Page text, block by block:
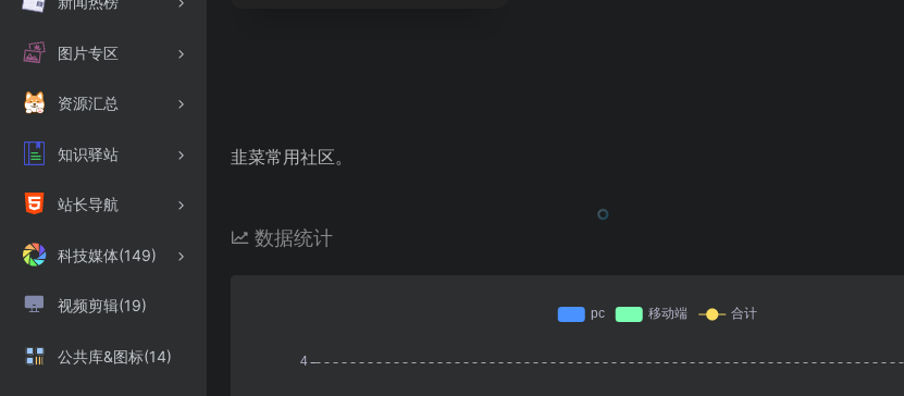
图片专区
资源汇总
知识驿站
站长导航
科技媒体(149)
视频剪辑(19)
公共库&图标(14)
韭菜常用社区。
数据统计